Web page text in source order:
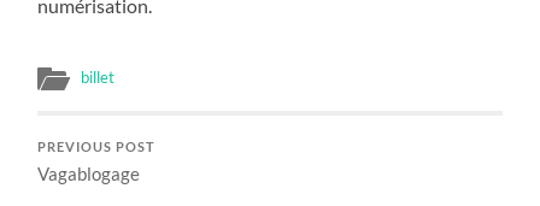
numérisation.
billet
PREVIOUS POST
Vagablogage